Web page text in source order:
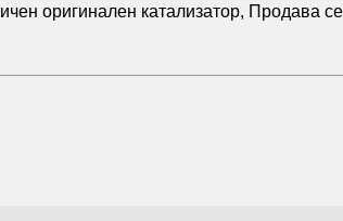
оригинален катализатор, Продава